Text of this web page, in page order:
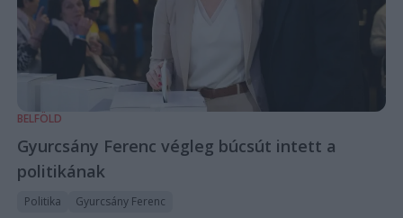
BELFÖLD
Gyurcsány Ferenc végleg búcsút intett a
politikának
Politika Gyurcsány Ferenc